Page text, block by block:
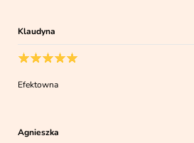
Klaudyna
Efektowna
Agnieszka